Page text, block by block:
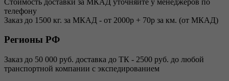
телефону
Заказ до 1500 кг. за МКАД - от 2000р + 70р за км. (от МКАД)
Регионы РФ
Заказ до 50 000 руб. доставка до ТК - 2500 руб. до любой
транспортной компании с экспедированием